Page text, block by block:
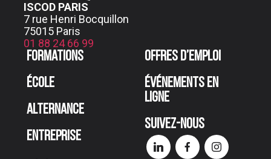
ISCOD PARIS
7 rue Henri Bocquillon
75015 Paris
01 88 24 66 99
Formations
École
Alternance
Entreprise
Offres d’emploi
Événements en
ligne
Suivez-nous